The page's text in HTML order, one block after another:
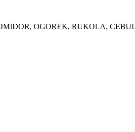
OGOREK, RUKOLA,